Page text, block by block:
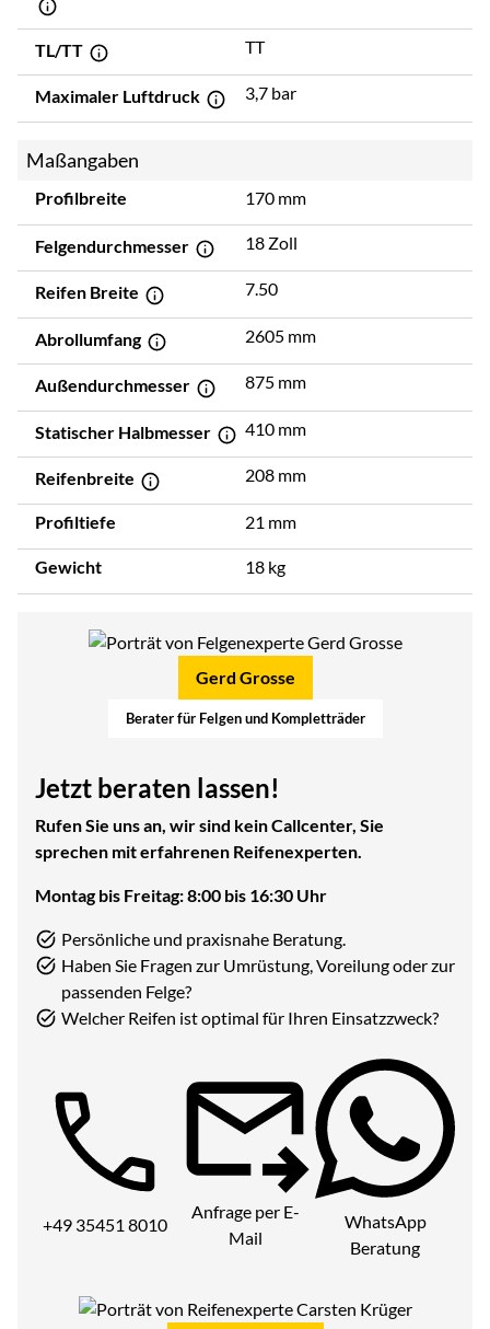
TL/TT TT
Maximaler Luftdruck 3,7 bar
Maßangaben
Profilbreite 170 mm
Felgendurchmesser 18 Zoll
Reifen Breite 7.50
Abrollumfang 2605 mm
Außendurchmesser 875 mm
Statischer Halbmesser 410 mm
Reifenbreite 208 mm
Profiltiefe 21 mm
Gewicht 18 kg
Gerd Grosse
Berater für Felgen und Kompletträder
Jetzt beraten lassen!
Rufen Sie uns an, wir sind kein Callcenter, Sie
sprechen mit erfahrenen Reifenexperten.
Montag bis Freitag: 8:00 bis 16:30 Uhr
Persönliche und praxisnahe Beratung.
Haben Sie Fragen zur Umrüstung, Voreilung oder zur
passenden Felge?
Welcher Reifen ist optimal für Ihren Einsatzzweck?
Telefon:
+49 35451 8010
Anfrage per E-
Mail
WhatsApp
Beratung